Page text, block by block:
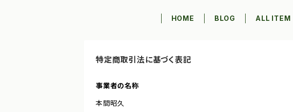
HOME BLOG ALL ITEM
特定商取引法に基づく表記
事業者の名称
本間昭久